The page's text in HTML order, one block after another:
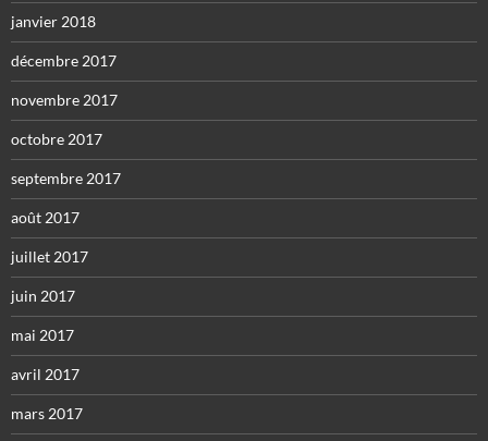
janvier 2018
décembre 2017
novembre 2017
octobre 2017
septembre 2017
août 2017
juillet 2017
juin 2017
mai 2017
avril 2017
mars 2017